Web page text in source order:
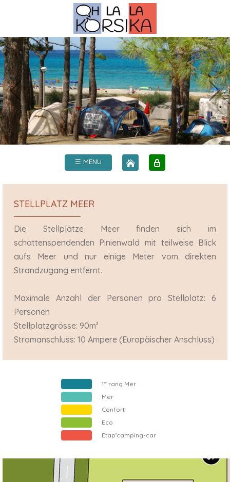
☰ MENU
STELLPLATZ MEER
Die Stellplätze Meer finden sich im
schattenspendenden Pinienwald mit teilweise Blick
aufs Meer und nur einige Meter vom direkten
Strandzugang entfernt.
Maximale Anzahl der Personen pro Stellplatz: 6
Personen
Stellplatzgrösse: 90m²
Stromanschluss: 10 Ampere (Europäischer Anschluss)
1er rang Mer
Mer
Confort
Eco
Etap'camping-car